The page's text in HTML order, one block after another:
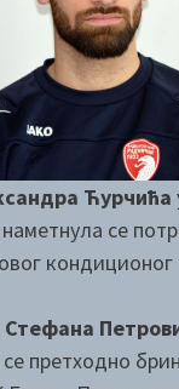
Ћурчића
се
кондиционог
Стефана
претходно